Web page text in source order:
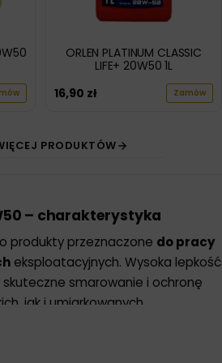
ORLEN PLATINUM CLASSIC
LIFE+ 20W50 1L
16,90 zł Zamów
PRODUKTÓW
– charakterystyka
produkty przeznaczone do pracy
eksploatacyjnych. Wysoka lepkość
smarowanie i ochronę
jak i umiarkowanych
są do starszych konstrukcji